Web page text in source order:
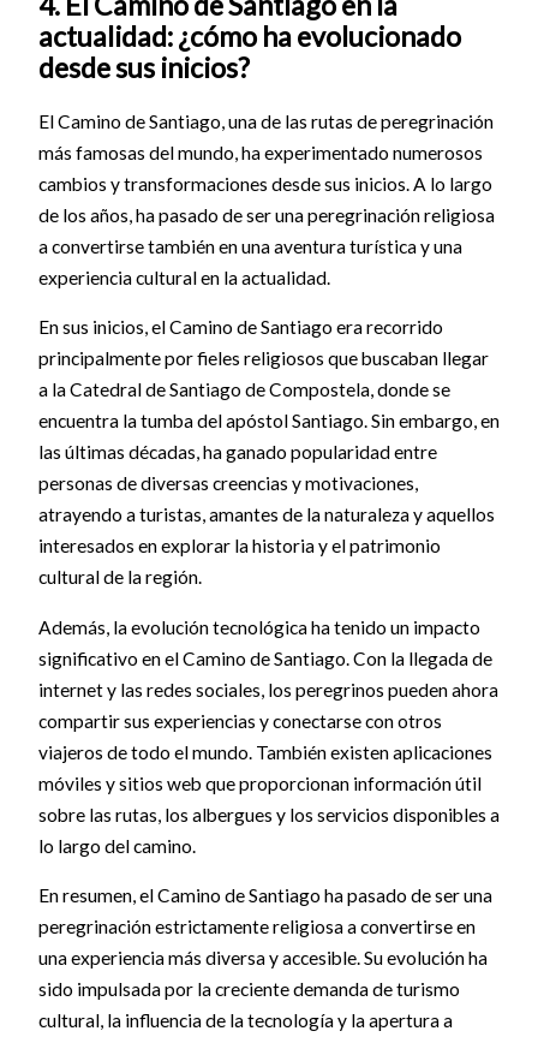
actualidad: ¿cómo ha evolucionado
desde sus inicios?
El Camino de Santiago, una de las rutas de peregrinación
más famosas del mundo, ha experimentado numerosos
cambios y transformaciones desde sus inicios. A lo largo
de los años, ha pasado de ser una peregrinación religiosa
a convertirse también en una aventura turística y una
experiencia cultural en la actualidad.
En sus inicios, el Camino de Santiago era recorrido
principalmente por fieles religiosos que buscaban llegar
a la Catedral de Santiago de Compostela, donde se
encuentra la tumba del apóstol Santiago. Sin embargo, en
las últimas décadas, ha ganado popularidad entre
personas de diversas creencias y motivaciones,
atrayendo a turistas, amantes de la naturaleza y aquellos
interesados en explorar la historia y el patrimonio
cultural de la región.
Además, la evolución tecnológica ha tenido un impacto
significativo en el Camino de Santiago. Con la llegada de
internet y las redes sociales, los peregrinos pueden ahora
compartir sus experiencias y conectarse con otros
viajeros de todo el mundo. También existen aplicaciones
móviles y sitios web que proporcionan información útil
sobre las rutas, los albergues y los servicios disponibles a
lo largo del camino.
En resumen, el Camino de Santiago ha pasado de ser una
peregrinación estrictamente religiosa a convertirse en
una experiencia más diversa y accesible. Su evolución ha
sido impulsada por la creciente demanda de turismo
cultural, la influencia de la tecnología y la apertura a